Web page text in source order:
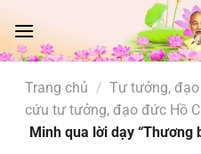
đến
nội
Trang chủ / Tư tưởng,
cứu tư tưởng, đạo đức Hồ
Minh qua lời dạy “Thương